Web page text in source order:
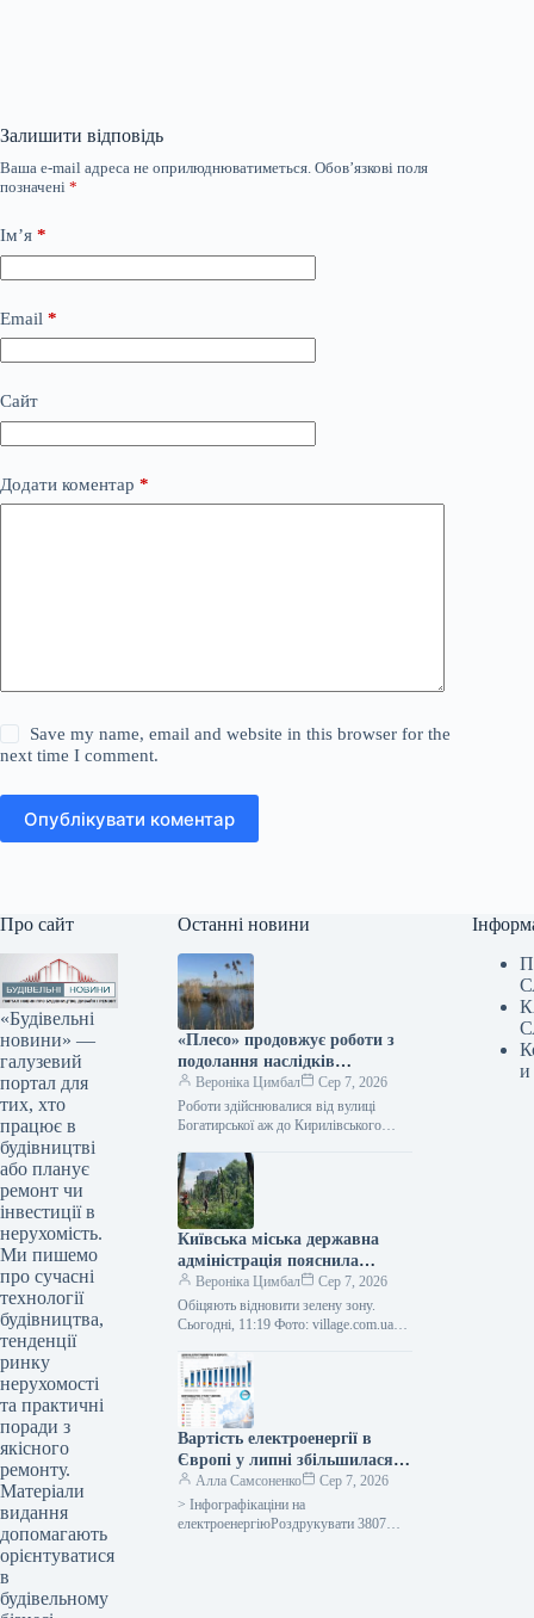
Залишити відповідь
Ваша e-mail адреса не оприлюднюватиметься. Обов’язкові поля
позначені *
Ім’я *
Email *
Сайт
Додати коментар *
Save my name, email and website in this browser for the
next time I comment.
Опублікувати коментар
Про сайт
«Будівельні
новини» —
галузевий
портал для
тих, хто
працює в
будівництві
або планує
ремонт чи
інвестиції в
нерухомість.
Ми пишемо
про сучасні
технології
будівництва,
тенденції
ринку
нерухомості
та практичні
поради з
якісного
ремонту.
Матеріали
видання
допомагають
орієнтуватися
в
будівельному
Останні новини
«Плесо» продовжує роботи з
подолання наслідків
забруднення Кирилівського
озера та струмка Сирець.
Вероніка Цимбал
Сер 7, 2026
Роботи здійснювалися від вулиці
Богатирської аж до Кирилівського
напрямку витоку забруднення.
Сьогодні, 10:15…
Київська міська державна
адміністрація пояснила
причини масштабної вирубки
дерев у районі Теремки.
Вероніка Цимбал
Сер 7, 2026
Обіцяють відновити зелену зону.
Сьогодні, 11:19 Фото: village.com.ua
Вилучення частини зелених насаджень
на масиві Теремки є…
Вартість електроенергії в
Європі у липні збільшилася
через високу температуру та
подорожчання природного
газу.
Алла Самсоненко
Сер 7, 2026
> Інфографікаціни на
електроенергіюРоздрукувати 3807
и